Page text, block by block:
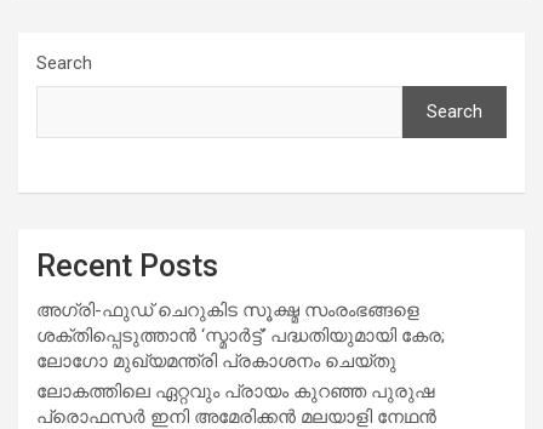
Search
Search
Recent Posts
അഗ്രി-ഫുഡ് ചെറുകിട സൂക്ഷ്മ സംരംഭങ്ങളെ
ശക്തിപ്പെടുത്താന്‍ ‘സ്മാര്‍ട്ട്’ പദ്ധതിയുമായി കേര;
ലോഗോ മുഖ്യമന്ത്രി പ്രകാശനം ചെയ്തു
ലോകത്തിലെ ഏറ്റവും പ്രായം കുറഞ്ഞ പുരുഷ
പ്രൊഫസർ ഇനി അമേരിക്കൻ മലയാളി നേഥൻ